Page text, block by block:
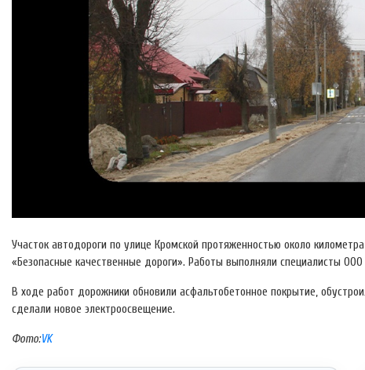
Участок автодороги по улице Кромской протяженностью около
«Безопасные качественные дороги». Работы выполняли специалисты ООО
В ходе работ дорожники обновили асфальтобетонное покрытие,
сделали новое электроосвещение.
Фото:VK